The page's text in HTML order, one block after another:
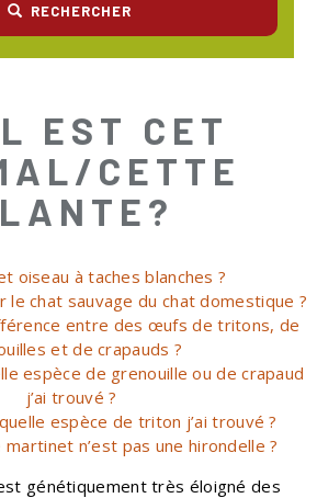
RECHERCHER
EST CET
CETTE
oiseau à taches blanches ?
le chat sauvage du chat domestique ?
entre des œufs de tritons, de
et de crapauds ?
espèce de grenouille ou de crapaud
j’ai trouvé ?
espèce de triton j’ai trouvé ?
n’est pas une hirondelle ?
génétiquement très éloigné des